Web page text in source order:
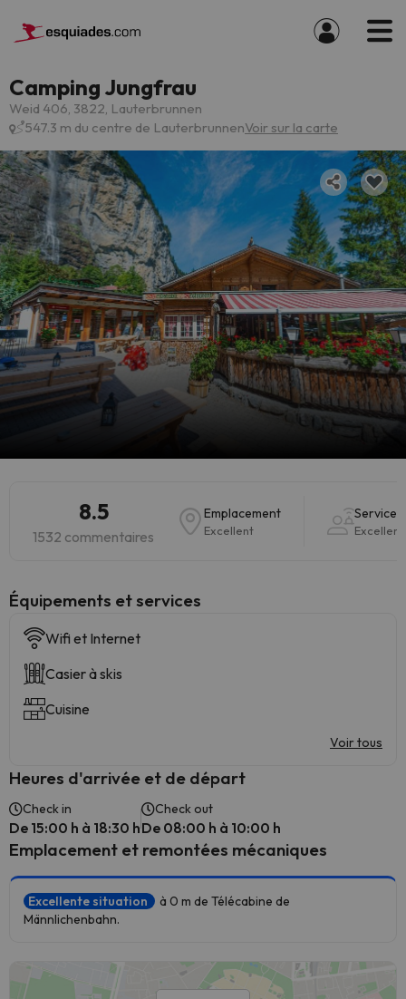
Camping Jungfrau
Weid 406, 3822, Lauterbrunnen
547.3 m du centre de LauterbrunnenVoir sur la carte
8.5
1532 commentaires
Emplacement
Excellent
Services
Excellent
​Équipements et services
Wifi et Internet
Casier à skis
Cuisine
Voir tous
Heures d'arrivée et de départ
Check in
De 15:00 h à 18:30 h
Check out
De 08:00 h à 10:00 h
Emplacement et remontées mécaniques
Excellente situation
à 0 m de Télécabine de
Männlichenbahn.